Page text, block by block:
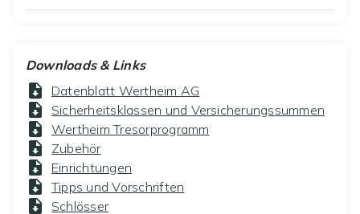
Downloads & Links
Datenblatt Wertheim AG
Sicherheitsklassen und Versicherungssummen
Wertheim Tresorprogramm
Zubehör
Einrichtungen
Tipps und Vorschriften
Schlösser